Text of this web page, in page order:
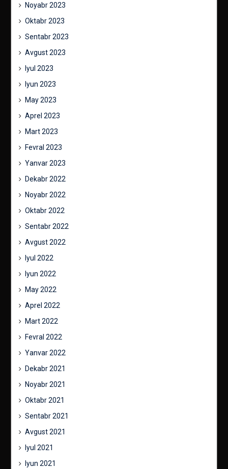
Noyabr 2023
Oktabr 2023
Sentabr 2023
Avgust 2023
Iyul 2023
Iyun 2023
May 2023
Aprel 2023
Mart 2023
Fevral 2023
Yanvar 2023
Dekabr 2022
Noyabr 2022
Oktabr 2022
Sentabr 2022
Avgust 2022
Iyul 2022
Iyun 2022
May 2022
Aprel 2022
Mart 2022
Fevral 2022
Yanvar 2022
Dekabr 2021
Noyabr 2021
Oktabr 2021
Sentabr 2021
Avgust 2021
Iyul 2021
Iyun 2021